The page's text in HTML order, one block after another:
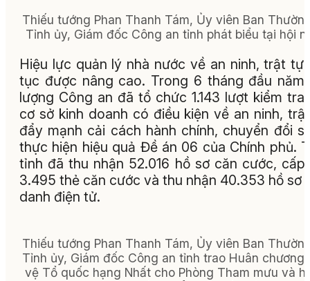
Thiếu tướng Phan Thanh Tám, Ủy viên Ban
Tỉnh ủy, Giám đốc Công an tỉnh phát biểu tại hội
Hiệu lực quản lý nhà nước về an ninh, trật tự
tục được nâng cao. Trong 6 tháng đầu
lượng Công an đã tổ chức 1.143 lượt kiểm tra
cơ sở kinh doanh có điều kiện về an ninh,
đẩy mạnh cải cách hành chính, chuyển đổi
thực hiện hiệu quả Đề án 06 của Chính phủ.
tỉnh đã thu nhận 52.016 hồ sơ căn cước, cấp
3.495 thẻ căn cước và thu nhận 40.353 hồ sơ
danh điện tử.
Thiếu tướng Phan Thanh Tám, Ủy viên Ban
Tỉnh ủy, Giám đốc Công an tỉnh trao Huân chương
vệ Tổ quốc hạng Nhất cho Phòng Tham mưu và